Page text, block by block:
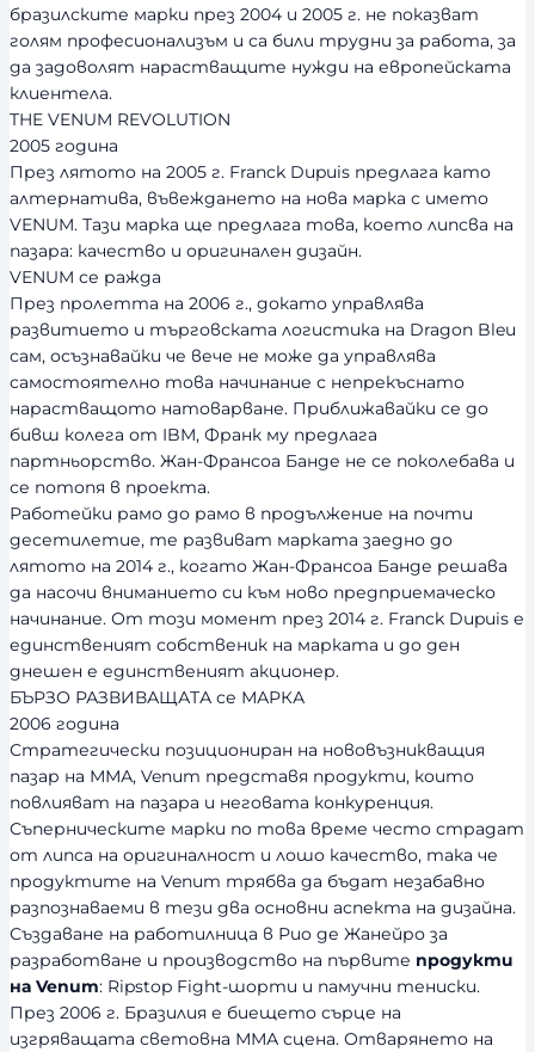
бразилските марки през 2004 и 2005 г. не показват
голям професионализъм и са били трудни за работа, за
да задоволят нарастващите нужди на европейската
клиентела.
THE VENUM REVOLUTION
2005 година
През лятото на 2005 г. Franck Dupuis предлага като
алтернатива, въвеждането на нова марка с името
VENUM. Тази марка ще предлага това, което липсва на
пазара: качество и оригинален дизайн.
VENUM се ражда
През пролетта на 2006 г., докато управлява
развитието и търговската логистика на Dragon Bleu
сам, осъзнавайки че вече не може да управлява
самостоятелно това начинание с непрекъснато
нарастващото натоварване. Приближавайки се до
бивш колега от IBM, Франк му предлага
партньорство. Жан-Франсоа Банде не се поколебава и
се потопя в проекта.
Работейки рамо до рамо в продължение на почти
десетилетие, те развиват марката заедно до
лятото на 2014 г., когато Жан-Франсоа Банде решава
да насочи вниманието си към ново предприемаческо
начинание. От този момент през 2014 г. Franck Dupuis е
единственият собственик на марката и до ден
днешен е единственият акционер.
БЪРЗО РАЗВИВАЩАТА се МАРКА
2006 година
Стратегически позициониран на нововъзникващия
пазар на ММА, Venum представя продукти, които
повлияват на пазара и неговата конкуренция.
Съперническите марки по това време често страдат
от липса на оригиналност и лошо качество, така че
продуктите на Venum трябва да бъдат незабавно
разпознаваеми в тези два основни аспекта на дизайна.
Създаване на работилница в Рио де Жанейро за
разработване и производство на първите продукти
на Venum: Ripstop Fight-шорти и памучни тениски.
През 2006 г. Бразилия е биещето сърце на
изгряващата световна ММА сцена. Отварянето на